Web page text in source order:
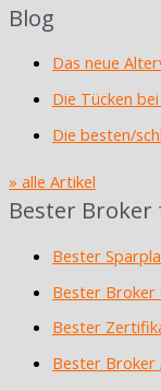
Blog
Das neue
Die Tücken
Die besten/
» alle Artikel
Bester
Bester
Bester Broker
Bester
Bester Broker